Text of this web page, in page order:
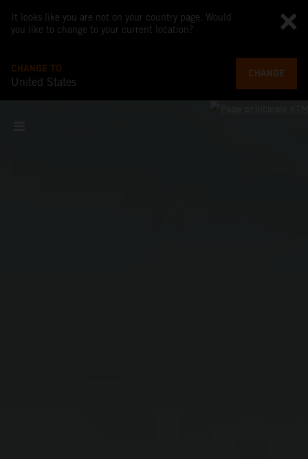
It looks like you are not on your country page. Would
you like to change to your current location?
CHANGE TO
United States
CHANGE